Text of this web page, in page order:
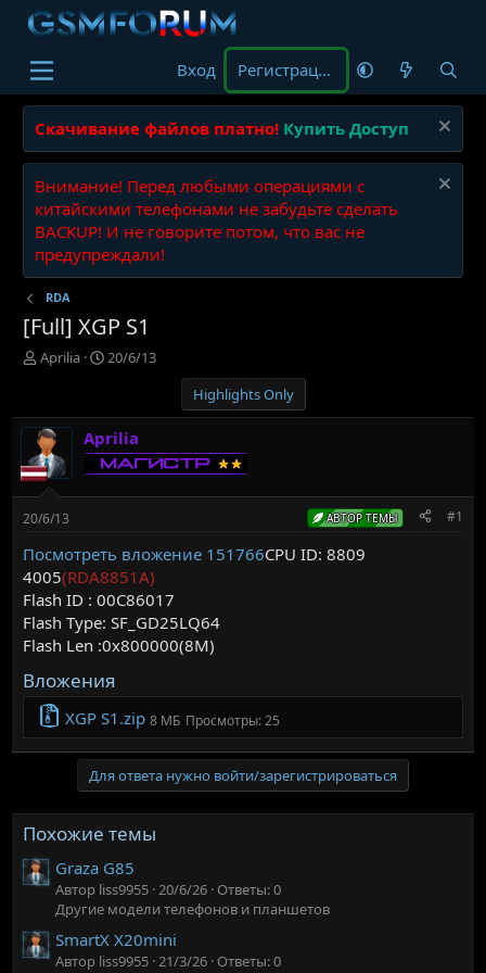
Вход Регистрация
Скачивание файлов платно! Купить Доступ
Внимание! Перед любыми операциями с
китайскими телефонами не забудьте сделать
BACKUP! И не говорите потом, что вас не
предупреждали!
RDA
[Full] XGP S1
А
о
р
т
е
м
ы
Аprilia
Д
а
н
а
ч
а
20/6/13
Highlights Only
Аprilia
20/6/13 АВТОР ТЕМЫ #1
Посмотреть вложение 151766CPU ID: 8809
4005(RDA8851A)
Flash ID : 00C86017
Flash Type: SF_GD25LQ64
Flash Len :0x800000(8M)
Вложения
XGP S1.zip 8 МБ Просмотры: 25
Для ответа нужно войти/зарегистрироваться
Похожие темы
Graza G85
Автор liss9955 20/6/26 Ответы: 0
Другие модели телефонов и планшетов
SmartX X20mini
Автор liss9955 21/3/26 Ответы: 0